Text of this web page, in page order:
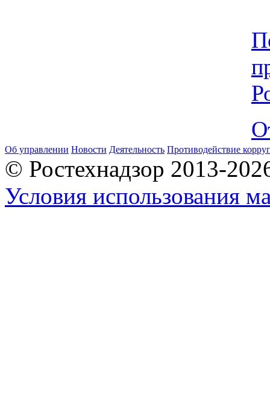
Об управлении Новости Деятельность Противодействие
© Ростехнадзор 2013-
Условия использования